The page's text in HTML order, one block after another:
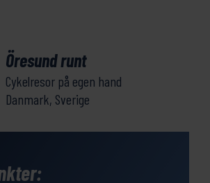
Öresund runt
Cykelresor på egen hand
Danmark, Sverige